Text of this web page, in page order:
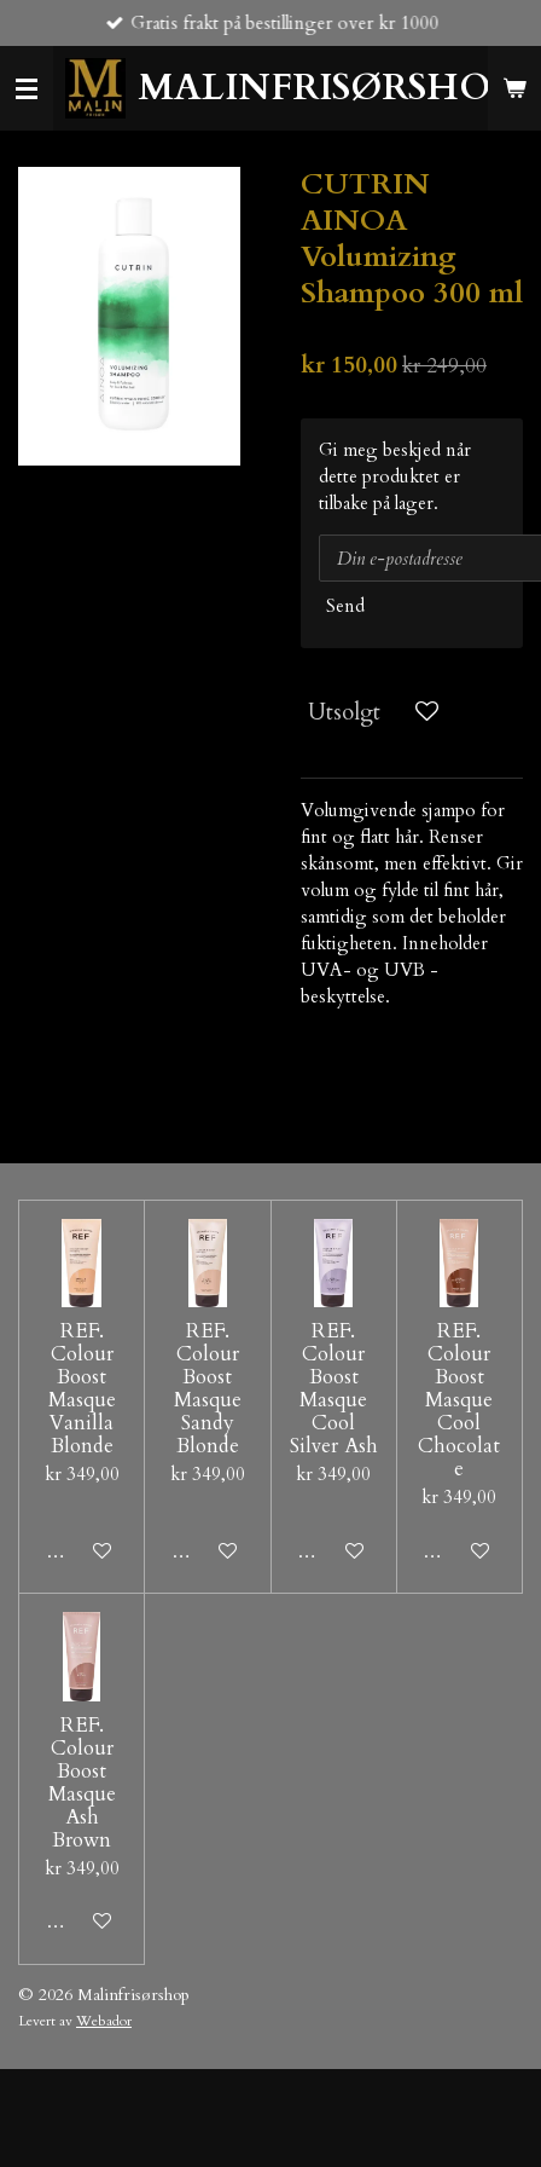
til
hovedinnhold
MALINFRISØRSHOP
Gratis frakt på bestillinger over kr 1000
CUTRIN
AINOA
Volumizing
Shampoo 300 ml
kr 150,00kr 249,00
Gi meg beskjed når
dette produktet er
tilbake på lager.
Send
Utsolgt
Volumgivende sjampo for
fint og flatt hår. Renser
skånsomt, men effektivt. Gir
volum og fylde til fint hår,
samtidig som det beholder
fuktigheten. Inneholder
UVA- og UVB -
beskyttelse.
REF.
Colour
Boost
Masque
Vanilla
Blonde
kr 349,00
Legg til handlevogn
REF.
Colour
Boost
Masque
Sandy
Blonde
kr 349,00
Legg til handlevogn
REF.
Colour
Boost
Masque
Cool
Silver Ash
kr 349,00
Legg til handlevogn
REF.
Colour
Boost
Masque
Cool
Chocolat
e
kr 349,00
Legg til
REF.
Colour
Boost
Masque
Ash
Brown
kr 349,00
Legg til handlevogn
© 2026 Malinfrisørshop
Levert avWebador